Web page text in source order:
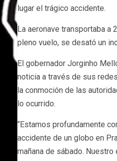
lugar el trágico accidente.
La aeronave transportaba a
pleno vuelo, se desató un
El gobernador Jorginho
noticia a través de sus
la conmoción de las
lo ocurrido.
“Estamos profundamente
accidente de un globo en
mañana de sábado.